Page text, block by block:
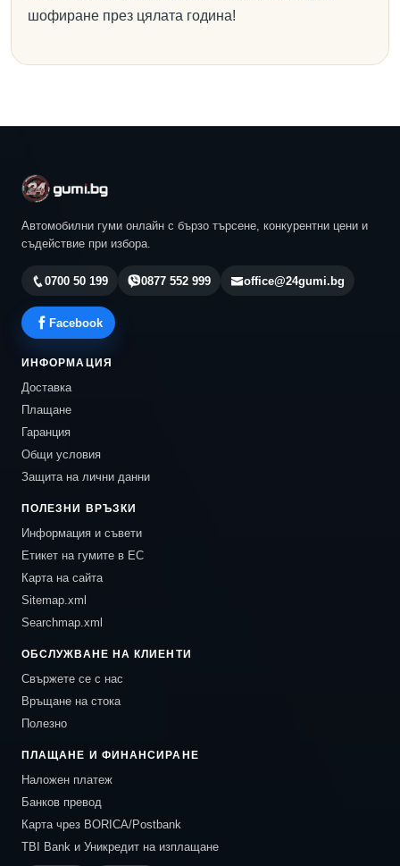
шофиране през цялата година!
Автомобилни гуми онлайн с бързо търсене, конкурентни цени и
съдействие при избора.
0700 50 199 0877 552 999 office@24gumi.bg
Facebook
ИНФОРМАЦИЯ
Доставка
Плащане
Гаранция
Общи условия
Защита на лични данни
ПОЛЕЗНИ ВРЪЗКИ
Информация и съвети
Етикет на гумите в ЕС
Карта на сайта
Sitemap.xml
Searchmap.xml
ОБСЛУЖВАНЕ НА КЛИЕНТИ
Свържете се с нас
Връщане на стока
Полезно
ПЛАЩАНЕ И ФИНАНСИРАНЕ
Наложен платеж
Банков превод
Карта чрез BORICA/Postbank
TBI Bank и Уникредит на изплащане